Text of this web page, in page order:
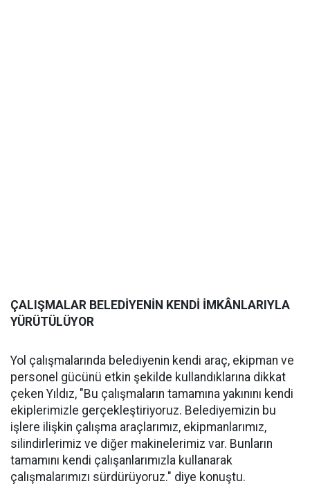
ÇALIŞMALAR BELEDİYENİN KENDİ İMKÂNLARIYLA
YÜRÜTÜLÜYOR
Yol çalışmalarında belediyenin kendi araç, ekipman ve
personel gücünü etkin şekilde kullandıklarına dikkat
çeken Yıldız, "Bu çalışmaların tamamına yakınını kendi
ekiplerimizle gerçekleştiriyoruz. Belediyemizin bu
işlere ilişkin çalışma araçlarımız, ekipmanlarımız,
silindirlerimiz ve diğer makinelerimiz var. Bunların
tamamını kendi çalışanlarımızla kullanarak
çalışmalarımızı sürdürüyoruz." diye konuştu.